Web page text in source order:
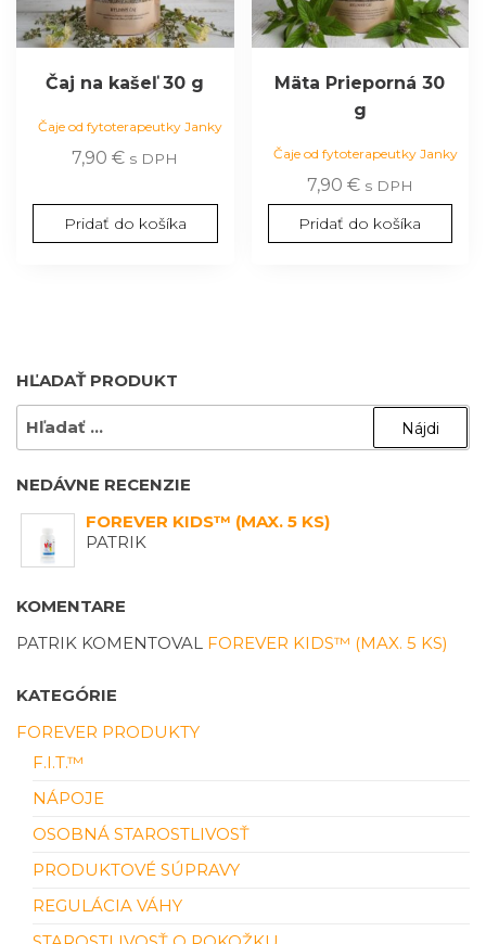
Čaj na kašeľ 30 g
Čaje od fytoterapeutky Janky
7,90€ s DPH
Pridať do košíka
Mäta Prieporná 30
g
Čaje od fytoterapeutky Janky
7,90 € s DPH
Pridať do košíka
HĽADAŤ PRODUKT
HĽADAŤ:
NEDÁVNE RECENZIE
FOREVER KIDS™ (MAX. 5 KS)
PATRIK
KOMENTARE
PATRIK KOMENTOVAL FOREVER KIDS™ (MAX. 5 KS)
KATEGÓRIE
FOREVER PRODUKTY
F.I.T.™
NÁPOJE
OSOBNÁ STAROSTLIVOSŤ
PRODUKTOVÉ SÚPRAVY
REGULÁCIA VÁHY